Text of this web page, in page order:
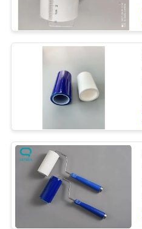
ПУТЕШЕСТВИЕ
ФАБРИКИ
ПРОВЕРКА
СВЯЖИТЕСЬ
МЫ
НОВОСТИ